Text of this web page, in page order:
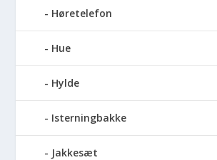
Høretelefon
Hue
Hylde
Isterningbakke
Jakkesæt